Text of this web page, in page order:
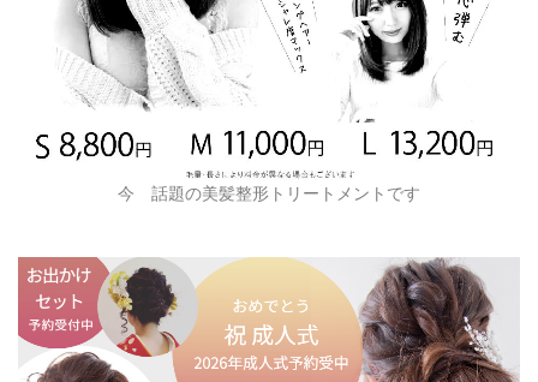
今 話題の美髪整形トリートメントです